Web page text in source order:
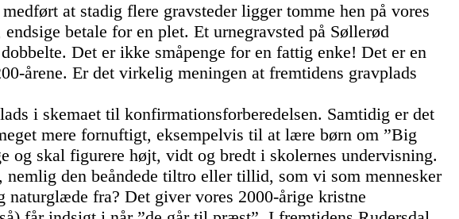
at stadig flere gravsteder ligger tomme hen på vores
betale for en plet. Et urnegravsted på Søllerød
Det er ikke småpenge for en fattig enke! Det er en
årene. Er det virkelig meningen at fremtidens gravplads
i skemaet til konfirmationsforberedelsen. Samtidig er det
mere fornuftigt, eksempelvis til at lære børn om ”Big
og skal figurere højt, vidt og bredt i skolernes undervisning.
den beåndede tiltro eller tillid, som vi som mennesker
fra? Det giver vores 2000-årige kristne